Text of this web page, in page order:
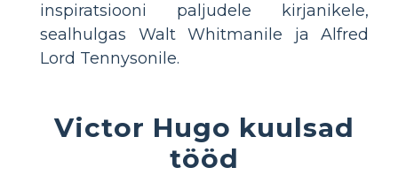
inspiratsiooni paljudele kirjanikele,
sealhulgas Walt Whitmanile ja Alfred
Lord Tennysonile.
Victor Hugo kuulsad
tööd